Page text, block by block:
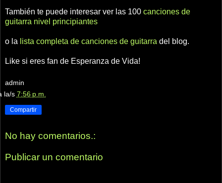
También te puede interesar ver las 100 canciones de
guitarra nivel principiantes
o la lista completa de canciones de guitarra del blog.
Like si eres fan de Esperanza de Vida!
admin
la/s 7:56 p.m.
Compartir
No hay comentarios.:
Publicar un comentario